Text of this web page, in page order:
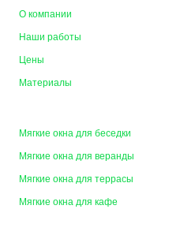
О компании
Наши работы
Цены
Материалы
Мягкие окна для беседки
Мягкие окна для веранды
Мягкие окна для террасы
Мягкие окна для кафе